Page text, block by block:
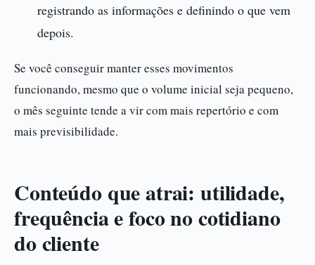
registrando as informações e definindo o que vem
depois.
Se você conseguir manter esses movimentos
funcionando, mesmo que o volume inicial seja pequeno,
o mês seguinte tende a vir com mais repertório e com
mais previsibilidade.
Conteúdo que atrai: utilidade,
frequência e foco no cotidiano
do cliente